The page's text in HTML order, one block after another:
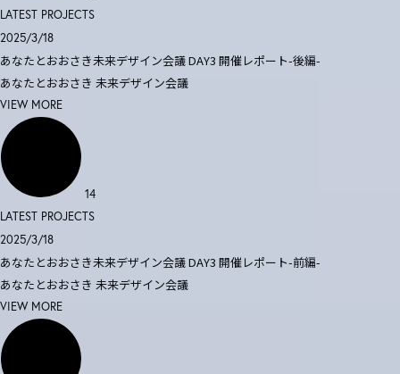
LATEST PROJECTS
2025/3/18
あなたとおおさき未来デザイン会議 DAY3 開催レポート-後編-
あなたとおおさき 未来デザイン会議
VIEW MORE
14
LATEST PROJECTS
2025/3/18
あなたとおおさき未来デザイン会議 DAY3 開催レポート-前編-
あなたとおおさき 未来デザイン会議
VIEW MORE